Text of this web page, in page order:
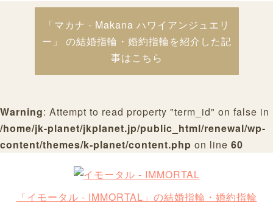
「マカナ - Makana ハワイアンジュエリ
ー」 の結婚指輪・婚約指輪を紹介した記
事はこちら
Warning: Attempt to read property "term_id" on false in
/home/jk-planet/jkplanet.jp/public_html/renewal/wp-
content/themes/k-planet/content.php on line 60
「イモータル - IMMORTAL」の結婚指輪・婚約指輪